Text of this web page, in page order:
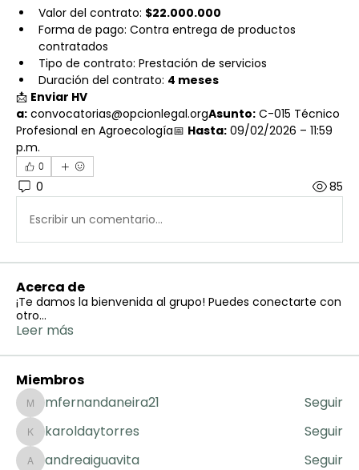
Valor del contrato: $22.000.000
Forma de pago: Contra entrega de productos
contratados
Tipo de contrato: Prestación de servicios
Duración del contrato: 4 meses
📩 Enviar HV
a: convocatorias@opcionlegal.orgAsunto: C-015 Técnico
Profesional en Agroecología📅 Hasta: 09/02/2026 – 11:59
p.m.
0
0 85
Escribir un comentario...
Acerca de
¡Te damos la bienvenida al grupo! Puedes conectarte con
otro...
Leer más
Miembros
mfernandaneira21
mfernandaneira21 Seguir
karoldaytorres
karoldaytorres Seguir
andreaiguavita
andreaiguavita Seguir